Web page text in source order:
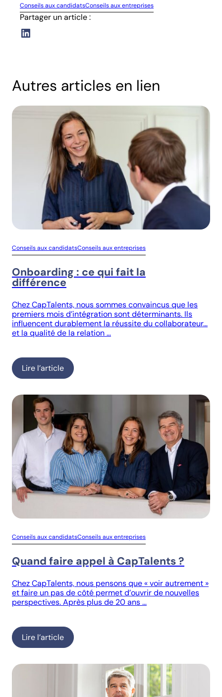
Conseils aux candidatsConseils aux entreprises
Partager un article :
LinkedIn
Autres articles en lien
Conseils aux candidatsConseils aux entreprises
Onboarding : ce qui fait la
différence
Chez CapTalents, nous sommes convaincus que les
premiers mois d’intégration sont déterminants. Ils
influencent durablement la réussite du collaborateur…
et la qualité de la relation …
Lire l’article
Conseils aux candidatsConseils aux entreprises
Quand faire appel à CapTalents ?
Chez CapTalents, nous pensons que « voir autrement »
et faire un pas de côté permet d’ouvrir de nouvelles
perspectives. Après plus de 20 ans …
Lire l’article